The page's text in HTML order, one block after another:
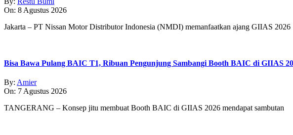
On: 8 Agustus 2026
Jakarta – PT Nissan Motor Distributor Indonesia (NMDI) memanfaatkan ajang GIIAS 2026
Bisa Bawa Pulang BAIC T1, Ribuan Pengunjung Sambangi Booth BAIC di GIIAS
By: Amier
On: 7 Agustus 2026
TANGERANG – Konsep jitu membuat Booth BAIC di GIIAS 2026 mendapat sambutan